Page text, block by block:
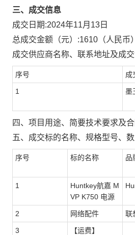
三、成交信息
成交日期:2024年11月13日
总成交金额（元）:1610 （人民币）
成交供应商名称、联系地址及成
序号 成
1 墨
四、项目用途、简要技术要求及
五、成交标的名称、规格型号、
序号 标的名称 品
1
Huntkey航嘉 M
VP K750 电源
2 网络配件 联
3 【运费】